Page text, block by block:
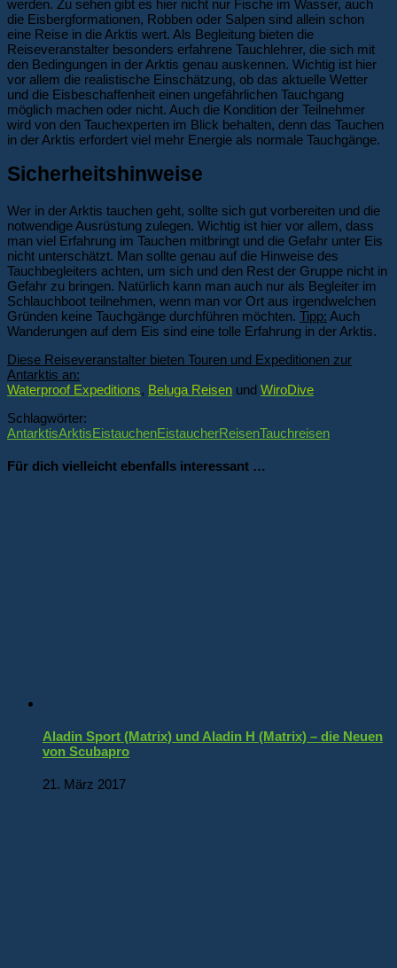
werden. Zu sehen gibt es hier nicht nur Fische im Wasser, auch
die Eisbergformationen, Robben oder Salpen sind allein schon
eine Reise in die Arktis wert. Als Begleitung bieten die
Reiseveranstalter besonders erfahrene Tauchlehrer, die sich mit
den Bedingungen in der Arktis genau auskennen. Wichtig ist hier
vor allem die realistische Einschätzung, ob das aktuelle Wetter
und die Eisbeschaffenheit einen ungefährlichen Tauchgang
möglich machen oder nicht. Auch die Kondition der Teilnehmer
wird von den Tauchexperten im Blick behalten, denn das Tauchen
in der Arktis erfordert viel mehr Energie als normale Tauchgänge.
Sicherheitshinweise
Wer in der Arktis tauchen geht, sollte sich gut vorbereiten und die
notwendige Ausrüstung zulegen. Wichtig ist hier vor allem, dass
man viel Erfahrung im Tauchen mitbringt und die Gefahr unter Eis
nicht unterschätzt. Man sollte genau auf die Hinweise des
Tauchbegleiters achten, um sich und den Rest der Gruppe nicht in
Gefahr zu bringen. Natürlich kann man auch nur als Begleiter im
Schlauchboot teilnehmen, wenn man vor Ort aus irgendwelchen
Gründen keine Tauchgänge durchführen möchten. Tipp: Auch
Wanderungen auf dem Eis sind eine tolle Erfahrung in der Arktis.
Diese Reiseveranstalter bieten Touren und Expeditionen zur
Antarktis an:
Waterproof Expeditions, Beluga Reisen und WiroDive
Schlagwörter:
AntarktisArktisEistauchenEistaucherReisenTauchreisen
Für dich vielleicht ebenfalls interessant …
Aladin Sport (Matrix) und Aladin H (Matrix) – die Neuen
von Scubapro
21. März 2017